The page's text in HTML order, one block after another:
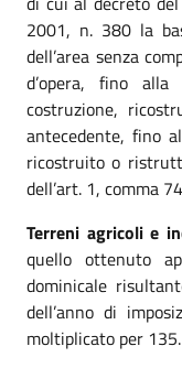
2001, n. 380 la
dell’area senza
d’opera, fino
costruzione,
antecedente, fino
ricostruito o
dell’art. 1, comma
Terreni agricoli e
quello ottenuto
dominicale
dell’anno di
moltiplicato per 135.